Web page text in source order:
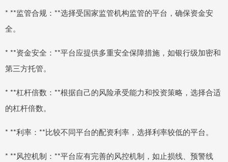
* **监管合规：**选择受国家监管机构监管的平台，确保资金安
全。
* **资金安全：**平台应提供多重安全保障措施，如银行级加密和
第三方托管。
* **杠杆倍数：**根据自己的风险承受能力和投资策略，选择合适
的杠杆倍数。
* **利率：**比较不同平台的配资利率，选择利率较低的平台。
* **风控机制：**平台应有完善的风控机制，如止损线、预警线